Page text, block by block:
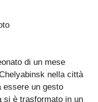
di un mese
nella città
essere un gesto
si è trasformato in un